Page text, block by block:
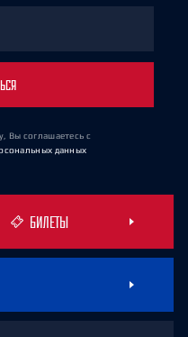
Вы соглашаетесь с
данных
БИЛЕТЫ